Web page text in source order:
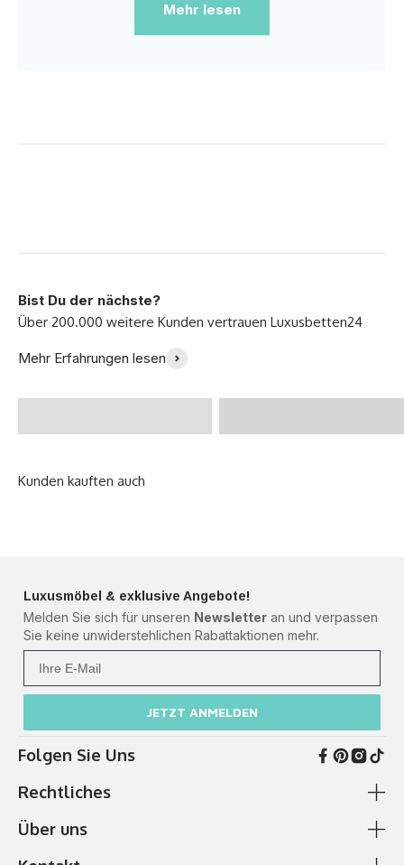
Mehr lesen
Bist Du der nächste?
Mehr Erfahrungen lesen
Bett gefunden! -
Luxusmöbel & exklusive Angebote!
Melden Sie sich für unseren Newsletter an und verpassen
Sie keine unwiderstehlichen Rabattaktionen mehr.
JETZT ANMELDEN
Folgen Sie Uns
Rechtliches
AGB & Kundeninformationen
Über uns